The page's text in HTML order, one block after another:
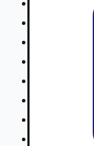
Vodné/